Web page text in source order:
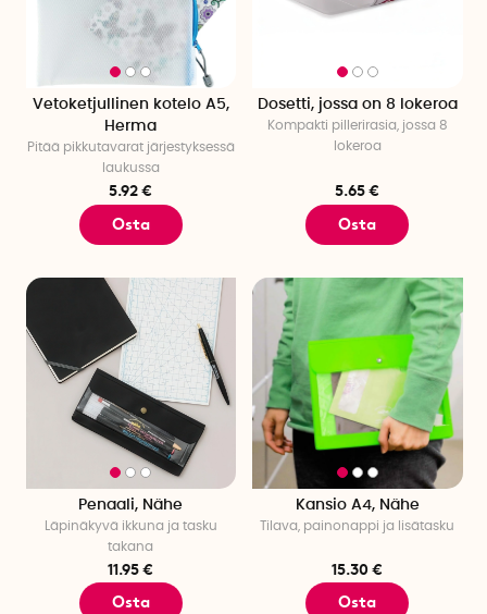
Vetoketjullinen kotelo A5,
Herma
Pitää pikkutavarat järjestyksessä
laukussa
5.92 €
Osta
Dosetti, jossa on 8 lokeroa
Kompakti pillerirasia, jossa 8
lokeroa
5.65 €
Osta
Penaali, Nähe
Läpinäkyvä ikkuna ja tasku
takana
11.95 €
Osta
Kansio A4, Nähe
Tilava, painonappi ja lisätasku
15.30 €
Osta